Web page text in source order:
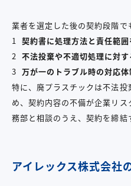
業者を選定した後の契約段階で
契約書に処理方法と責任範
不法投棄や不適切処理に対
万が一のトラブル時の対応
特に、廃プラスチックは不法
め、契約内容の不備が企業リ
務部と相談のうえ、契約を締結
アイレックス株式会社